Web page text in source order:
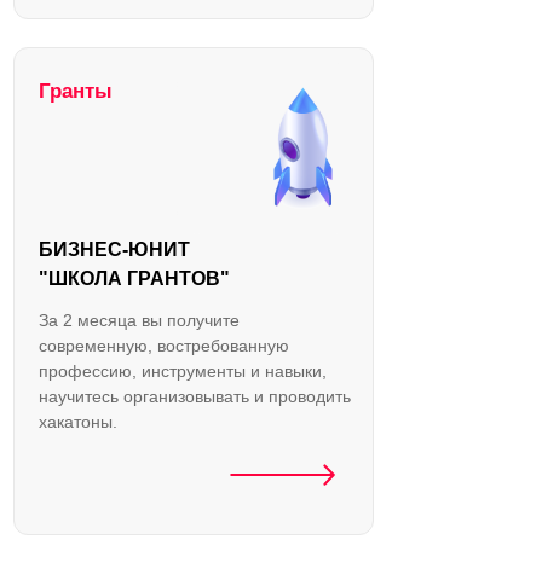
Гранты
БИЗНЕС-ЮНИТ
"ШКОЛА ГРАНТОВ"
За 2 месяца вы получите
современную, востребованную
профессию, инструменты и навыки,
научитесь организовывать и проводить
хакатоны.